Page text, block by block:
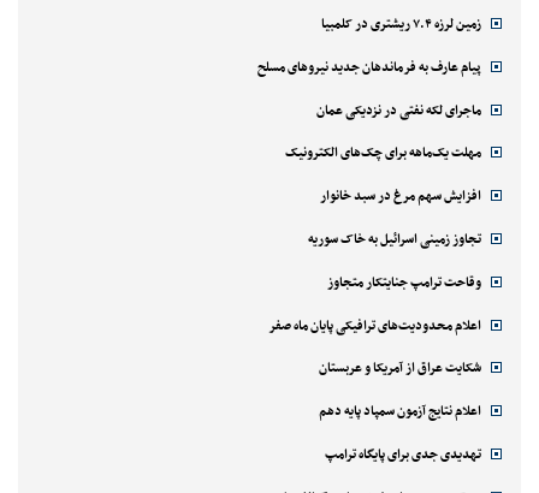
زمین لرزه ۷.۴ ریشتری در کلمبیا
پیام عارف به فرماندهان جدید نیروهای مسلح
ماجرای لکه نفتی در نزدیکی عمان
مهلت یک‌ماهه برای چک‌های الکترونیک
افزایش سهم مرغ در سبد خانوار
تجاوز زمینی اسرائیل به خاک سوریه
وقاحت ترامپ جنایتکار متجاوز
اعلام محدودیت‌های ترافیکی پایان ماه صفر
شکایت عراق از آمریکا و عربستان
اعلام نتایج آزمون سمپاد پایه دهم
تهدیدی جدی برای پایگاه ترامپ